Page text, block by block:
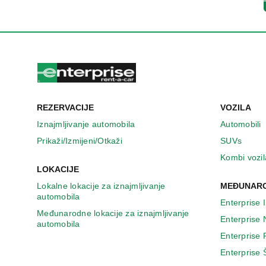
p
r
o
o
r
REZERVACIJE
Iznajmljivanje automobila
Prikaži/Izmijeni/Otkaži
LOKACIJE
Lokalne lokacije za iznajmljivanje
automobila
Međunarodne lokacije za iznajmljivanje
automobila
VOZILA
Automobili
SUVs
Kombi
Enterprise
Enterprise
Enterprise
Enterprise